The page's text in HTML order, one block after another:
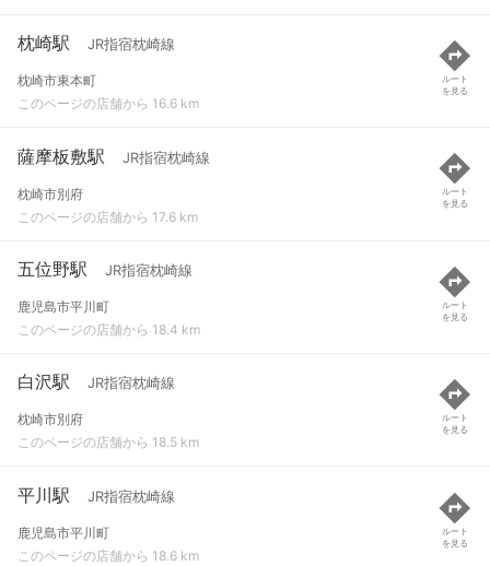
枕崎駅 JR指宿枕崎線
枕崎市東本町
このページの店舗から 16.6 km
ルート
を見る
薩摩板敷駅 JR指宿枕崎線
枕崎市別府
このページの店舗から 17.6 km
ルート
を見る
五位野駅 JR指宿枕崎線
鹿児島市平川町
このページの店舗から 18.4 km
ルート
を見る
白沢駅 JR指宿枕崎線
枕崎市別府
このページの店舗から 18.5 km
ルート
を見る
平川駅 JR指宿枕崎線
鹿児島市平川町
このページの店舗から 18.6 km
ルート
を見る